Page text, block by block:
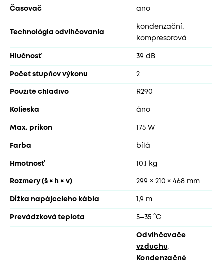
Časovač ano
Technológia odvlhčovania
kondenzační,
kompresorová
Hlučnosť 39 dB
Počet stupňov výkonu 2
Použité chladivo R290
Kolieska áno
Max. príkon 175 W
Farba bílá
Hmotnosť 10,1 kg
Rozmery (š × h × v) 299 × 210 × 468 mm
Dĺžka napájacieho kábla 1,9 m
Prevádzková teplota 5–35 °C
Odvlhčovače
vzduchu,
Kondenzačné